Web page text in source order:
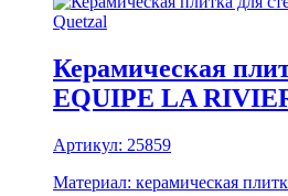
Керамическая
EQUIPE LA
Артикул: 25859
Материал: керамическая